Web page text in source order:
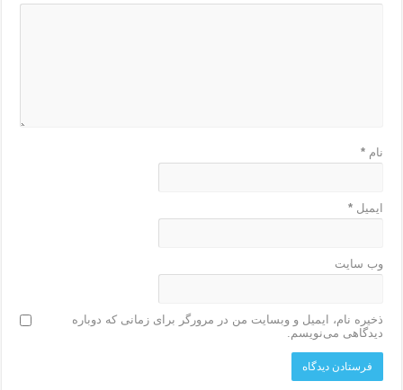
نام*
ایمیل*
وب‌ سایت
ذخیره نام، ایمیل و وبسایت من در مرورگر برای زمانی که دوباره
دیدگاهی می‌نویسم.